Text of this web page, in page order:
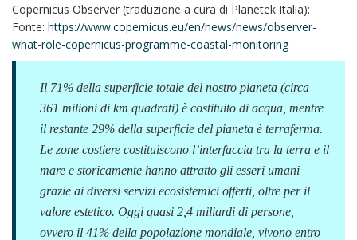
Copernicus Observer (traduzione a cura di Planetek Italia):
Fonte: https://www.copernicus.eu/en/news/news/observer-
what-role-copernicus-programme-coastal-monitoring
Il 71% della superficie totale del nostro pianeta (circa
361 milioni di km quadrati) è costituito di acqua, mentre
il restante 29% della superficie del pianeta è terraferma.
Le zone costiere costituiscono l’interfaccia tra la terra e il
mare e storicamente hanno attratto gli esseri umani
grazie ai diversi servizi ecosistemici offerti, oltre per il
valore estetico. Oggi quasi 2,4 miliardi di persone,
ovvero il 41% della popolazione mondiale, vivono entro